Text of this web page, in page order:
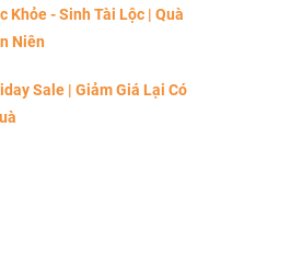
Khỏe - Sinh Tài Lộc | Quà
Niên
Sale | Giảm Giá Lại Có